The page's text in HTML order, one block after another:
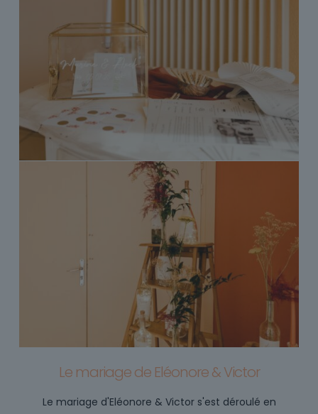
Le mariage de Eléonore & Victor
Le mariage d'Eléonore & Victor s'est déroulé en